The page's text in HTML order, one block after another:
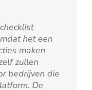
het een
maken
zullen
bedrijven die
De